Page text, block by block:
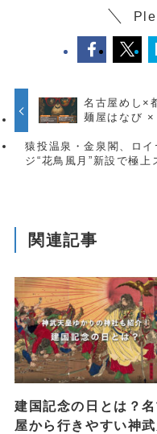
名古屋めし×
麺屋はなび ×
猿投温泉・金泉閣、ロ
ジ“花鳥風月”新設で極上
関連記事
建国記念の日とは？
屋から行きやすい神